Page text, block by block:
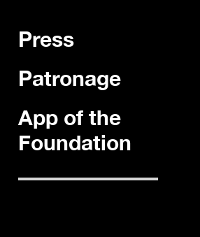
Press
Patronage
App of the
Foundation